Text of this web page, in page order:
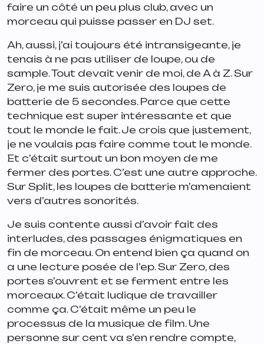
faire un côté un peu plus club, avec un
morceau qui puisse passer en DJ set.
Ah, aussi, j’ai toujours été intransigeante, je
tenais à ne pas utiliser de loupe, ou de
sample. Tout devait venir de moi, de A à Z. Sur
Zero, je me suis autorisée des loupes de
batterie de 5 secondes. Parce que cette
technique est super intéressante et que
tout le monde le fait. Je crois que justement,
je ne voulais pas faire comme tout le monde.
Et c’était surtout un bon moyen de me
fermer des portes. C’est une autre approche.
Sur Split, les loupes de batterie m’amenaient
vers d’autres sonorités.
Je suis contente aussi d’avoir fait des
interludes, des passages énigmatiques en
fin de morceau. On entend bien ça quand on
a une lecture posée de l’ep. Sur Zero, des
portes s’ouvrent et se ferment entre les
morceaux. C’était ludique de travailler
comme ça. C’était même un peu le
processus de la musique de film. Une
personne sur cent va s’en rendre compte,